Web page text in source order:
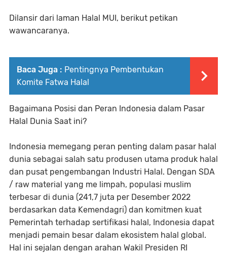
Dilansir dari laman Halal MUI, berikut petikan
wawancaranya.
Baca Juga : Pentingnya Pembentukan
Komite Fatwa Halal
Bagaimana Posisi dan Peran Indonesia dalam Pasar
Halal Dunia Saat ini?
Indonesia memegang peran penting dalam pasar halal
dunia sebagai salah satu produsen utama produk halal
dan pusat pengembangan Industri Halal. Dengan SDA
/ raw material yang me limpah, populasi muslim
terbesar di dunia (241,7 juta per Desember 2022
berdasarkan data Kemendagri) dan komitmen kuat
Pemerintah terhadap sertifikasi halal, Indonesia dapat
menjadi pemain besar dalam ekosistem halal global.
Hal ini sejalan dengan arahan Wakil Presiden RI